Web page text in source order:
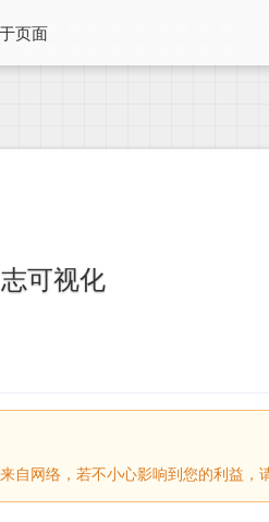
页面
可视化
网络，若不小心影响到您的利益，